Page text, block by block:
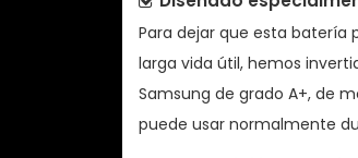
Para dejar que esta batería
larga vida útil, hemos
Samsung de grado A+, de
puede usar normalmente